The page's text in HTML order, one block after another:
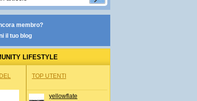
membro?
il tuo blog
LIFESTYLE
TOP UTENTI
yellowflate